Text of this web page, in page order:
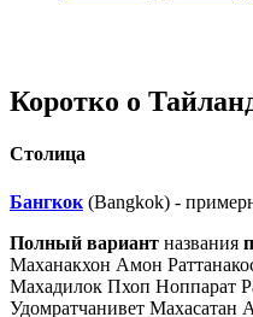
Коротко о
Столица
Бангкок (Bangkok) -
Полный вариант названия
Маханакхон Амон
Махадилок Пхоп Ноппарат
Удомратчанивет